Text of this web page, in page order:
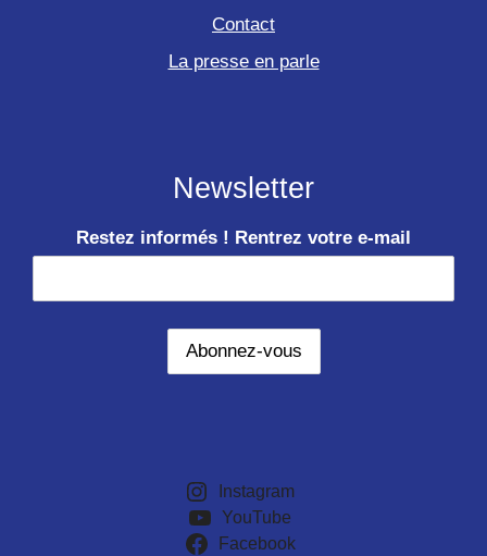
Contact
La presse en parle
Newsletter
Restez informés ! Rentrez votre e-mail
Instagram
YouTube
Facebook